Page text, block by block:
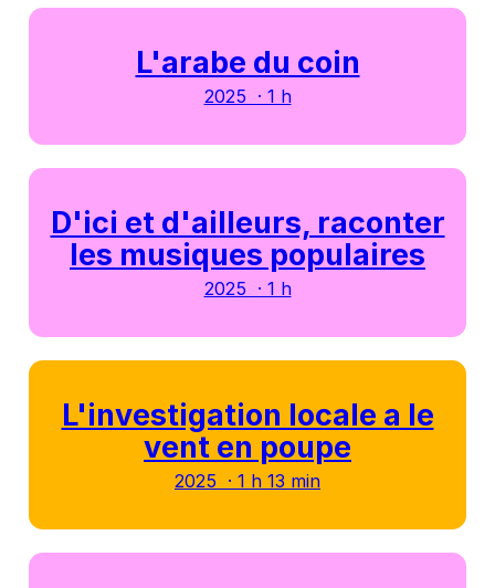
L'arabe du coin
2025 · 1 h
D'ici et d'ailleurs, raconter
les musiques populaires
2025 · 1 h
L'investigation locale a le
vent en poupe
2025 · 1 h 13 min